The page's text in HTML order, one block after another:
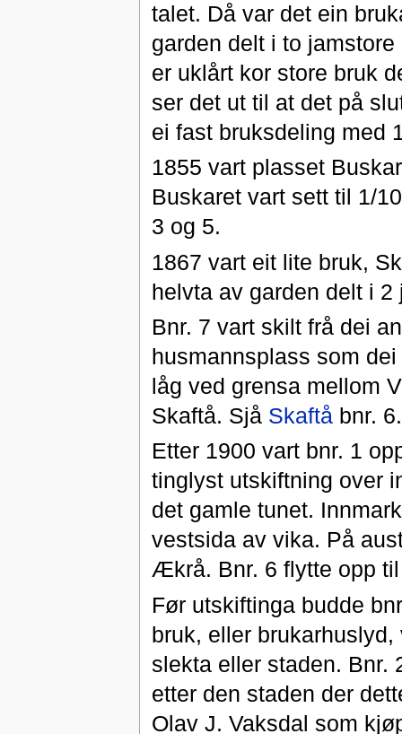
talet. Då var det ein
garden delt i to
er uklårt kor store bruk
ser det ut til at det på
ei fast bruksdeling med
1855 vart plasset
Buskaret vart sett til 1/
3 og 5.
1867 vart eit lite bruk,
helvta av garden delt i
Bnr. 7 vart skilt frå dei
husmannsplass som
låg ved grensa mellom
Skaftå. Sjå Skaftåbnr. 6.
Etter 1900 vart bnr. 1
tinglyst utskiftning over
det gamle tunet.
vestsida av vika. På
Ækrå. Bnr. 6 flytte opp
Før utskiftinga budde
bruk, eller
slekta eller staden. Bnr.
etter den staden der
Olav J. Vaksdal som